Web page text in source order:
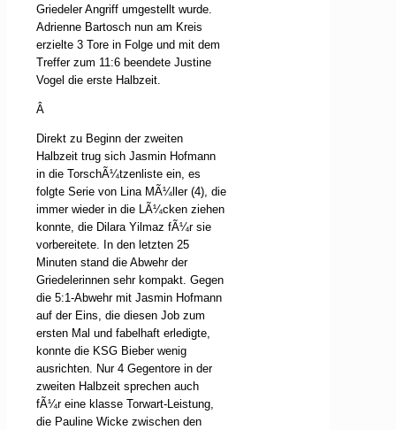
Griedeler Angriff umgestellt wurde.
Adrienne Bartosch nun am Kreis
erzielte 3 Tore in Folge und mit dem
Treffer zum 11:6 beendete Justine
Vogel die erste Halbzeit.
Â
Direkt zu Beginn der zweiten
Halbzeit trug sich Jasmin Hofmann
in die TorschÃ¼tzenliste ein, es
folgte Serie von Lina MÃ¼ller (4), die
immer wieder in die LÃ¼cken ziehen
konnte, die Dilara Yilmaz fÃ¼r sie
vorbereitete. In den letzten 25
Minuten stand die Abwehr der
Griedelerinnen sehr kompakt. Gegen
die 5:1-Abwehr mit Jasmin Hofmann
auf der Eins, die diesen Job zum
ersten Mal und fabelhaft erledigte,
konnte die KSG Bieber wenig
ausrichten. Nur 4 Gegentore in der
zweiten Halbzeit sprechen auch
fÃ¼r eine klasse Torwart-Leistung,
die Pauline Wicke zwischen den